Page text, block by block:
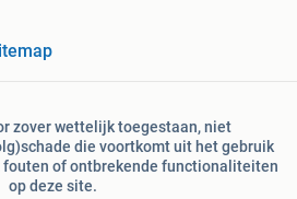
zover wettelijk toegestaan, niet
die voortkomt uit het gebruik
fouten of ontbrekende functionaliteiten
op deze site.